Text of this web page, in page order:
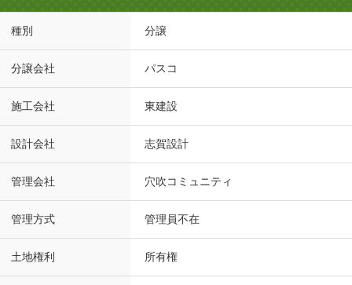
種別 分譲
分譲会社 パスコ
施工会社 東建設
設計会社 志賀設計
管理会社 穴吹コミュニティ
管理方式 管理員不在
土地権利 所有権